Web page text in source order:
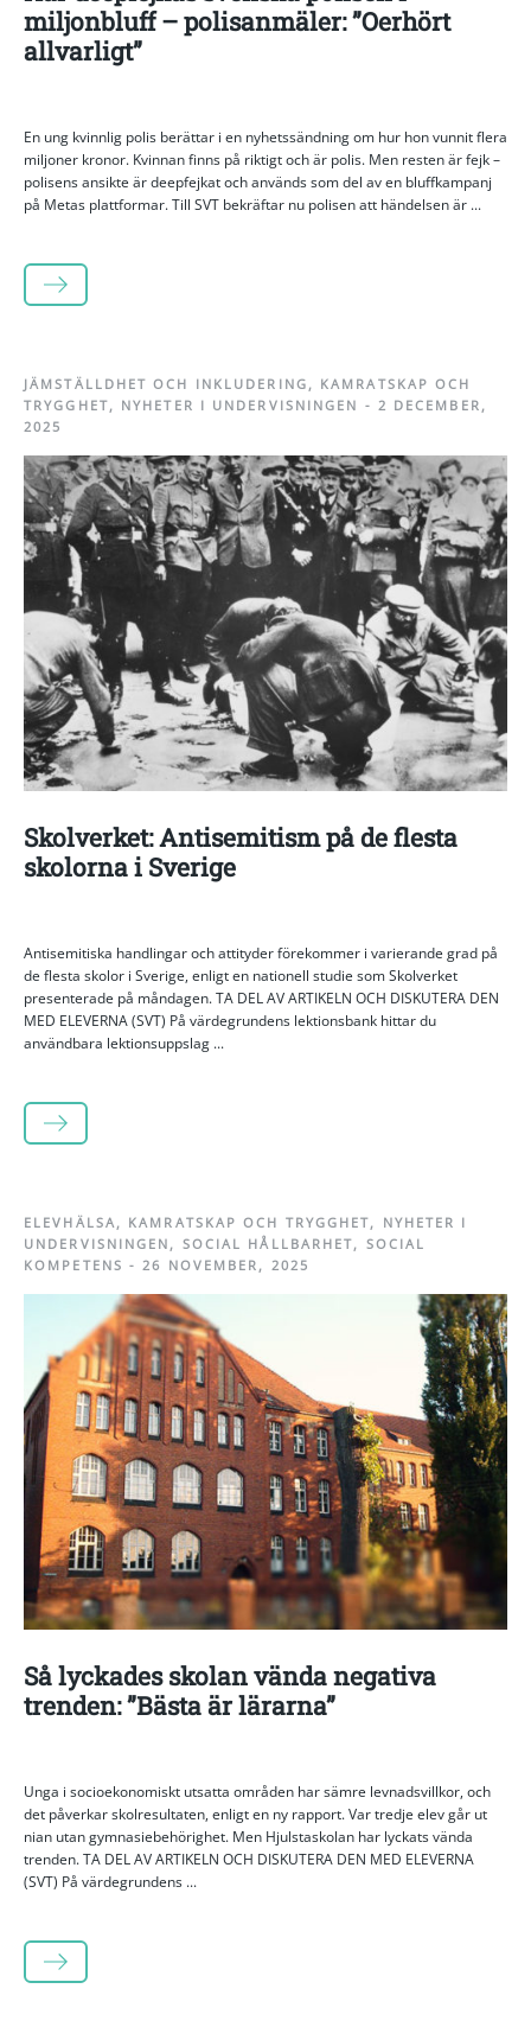
miljonbluff – polisanmäler: ”Oerhört
allvarligt”
En ung kvinnlig polis berättar i en nyhetssändning om hur hon vunnit flera
miljoner kronor. Kvinnan finns på riktigt och är polis. Men resten är fejk –
polisens ansikte är deepfejkat och används som del av en bluffkampanj
på Metas plattformar. Till SVT bekräftar nu polisen att händelsen är ...
LÄS MER
JÄMSTÄLLDHET OCH INKLUDERING , KAMRATSKAP OCH
TRYGGHET, NYHETER I UNDERVISNINGEN - 2 DECEMBER,
2025
Skolverket: Antisemitism på de flesta
skolorna i Sverige
Antisemitiska handlingar och attityder förekommer i varierande grad på
de flesta skolor i Sverige, enligt en nationell studie som Skolverket
presenterade på måndagen. TA DEL AV ARTIKELN OCH DISKUTERA DEN
MED ELEVERNA (SVT) På värdegrundens lektionsbank hittar du
användbara lektionsuppslag ...
LÄS MER
ELEVHÄLSA, KAMRATSKAP OCH TRYGGHET, NYHETER I
UNDERVISNINGEN , SOCIAL HÅLLBARHET, SOCIAL
KOMPETENS -26 NOVEMBER, 2025
Så lyckades skolan vända negativa
trenden: ”Bästa är lärarna”
Unga i socioekonomiskt utsatta områden har sämre levnadsvillkor, och
det påverkar skolresultaten, enligt en ny rapport. Var tredje elev går ut
nian utan gymnasiebehörighet. Men Hjulstaskolan har lyckats vända
trenden. TA DEL AV ARTIKELN OCH DISKUTERA DEN MED ELEVERNA
(SVT) På värdegrundens ...
LÄS MER